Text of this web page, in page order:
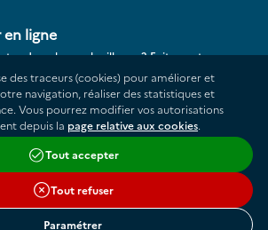
en ligne
de cybermalveillance? Faites votre
Données personnelles
Plan du site
des informations publiques
: partiellement conforme
Cookies
Liens utiles
générales d'utilisation
des traceurs (cookies) pour améliorer et
navigation, réaliser des statistiques et
Vous pourrez modifier vos autorisations
depuis la page relative aux cookies
Tout accepter
Tout refuser
Paramétrer